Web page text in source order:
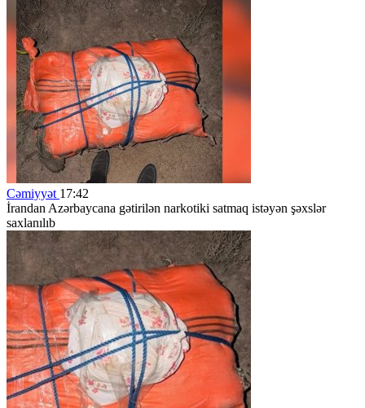
Cəmiyyət 17:42
İrandan Azərbaycana gətirilən narkotiki satmaq istəyən şəxslər
saxlanılıb